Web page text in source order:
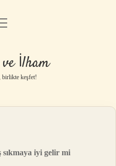
İlham
birlikte keşfet!
sıkmaya iyi gelir mi